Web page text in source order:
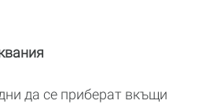
да се приберат вкъщи